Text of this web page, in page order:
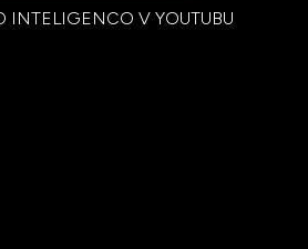
V YOUTUBU